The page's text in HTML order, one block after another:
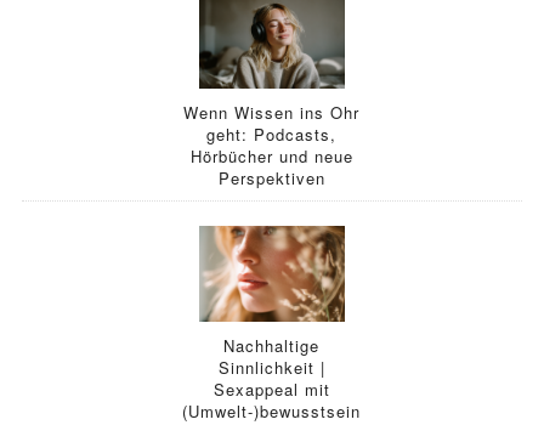
Wenn Wissen ins Ohr
geht: Podcasts,
Hörbücher und neue
Perspektiven
Nachhaltige
Sinnlichkeit |
Sexappeal mit
(Umwelt-)bewusstsein